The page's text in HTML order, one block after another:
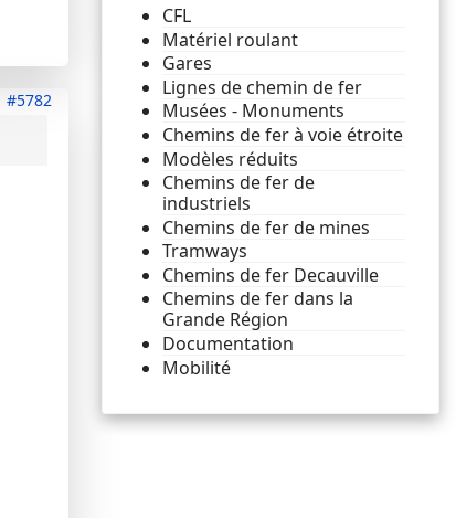
#5782
CFL
Matériel roulant
Gares
Lignes de chemin de fer
Musées - Monuments
Chemins de fer à voie étroite
Modèles réduits
Chemins de fer de
industriels
Chemins de fer de mines
Tramways
Chemins de fer Decauville
Chemins de fer dans la
Grande Région
Documentation
Mobilité